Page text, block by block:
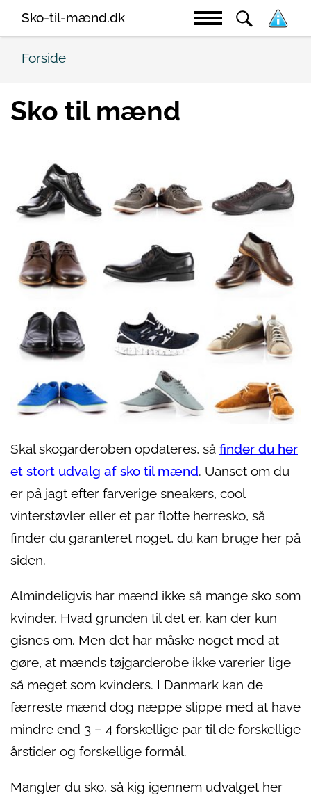
Sko-til-mænd.dk
Forside
Sko til mænd
Skal skogarderoben opdateres, så finder du her
et stort udvalg af sko til mænd. Uanset om du
er på jagt efter farverige sneakers, cool
vinterstøvler eller et par flotte herresko, så
finder du garanteret noget, du kan bruge her på
siden.
Almindeligvis har mænd ikke så mange sko som
kvinder. Hvad grunden til det er, kan der kun
gisnes om. Men det har måske noget med at
gøre, at mænds tøjgarderobe ikke varerier lige
så meget som kvinders. I Danmark kan de
færreste mænd dog næppe slippe med at have
mindre end 3 – 4 forskellige par til de forskellige
årstider og forskellige formål.
Mangler du sko, så kig igennem udvalget her